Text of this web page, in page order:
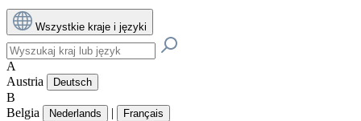
Wszystkie kraje i języki
A
Austria
Deutsch
B
Belgia
Nederlands | Français